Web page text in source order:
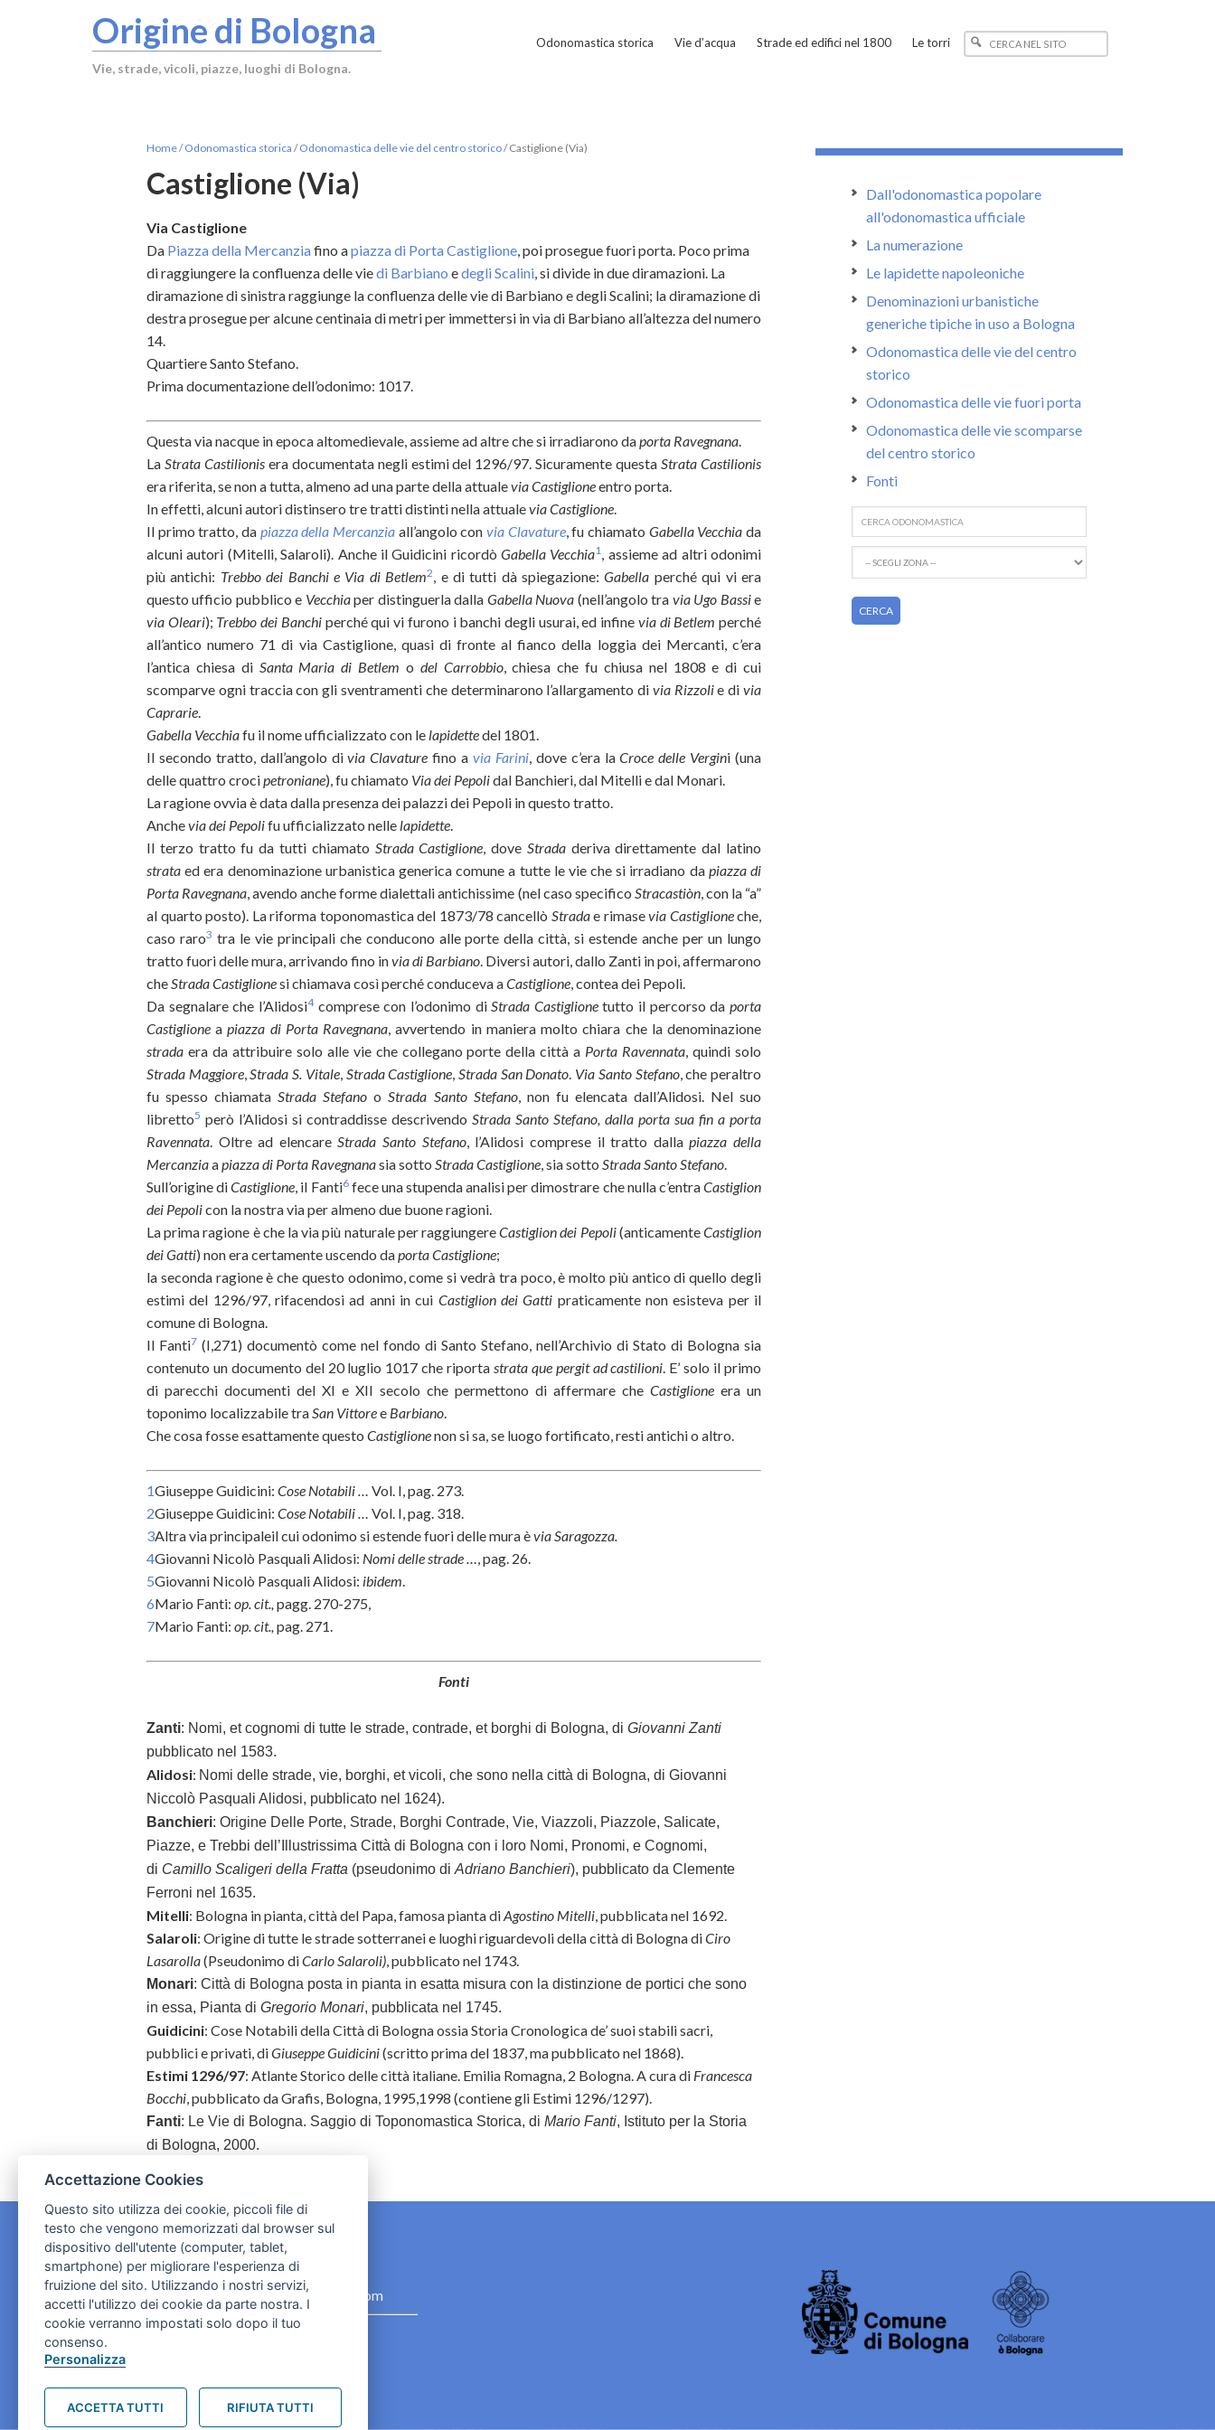
Origine di Bologna
Vie, strade, vicoli, piazze, luoghi di Bologna.
Odonomastica storica Vie d’acqua Strade ed edifici nel 1800 Le torri
Home/ Odonomastica storica / Odonomastica delle vie del centro storico/Castiglione (Via)
Castiglione (Via)
Via Castiglione
Da Piazza della Mercanziafino apiazza di Porta Castiglione, poi prosegue fuori porta. Poco prima
di raggiungere la confluenza delle viedi Barbiano edegli Scalini, si divide in due diramazioni. La
diramazione di sinistra raggiunge la confluenza delle vie di Barbiano e degli Scalini; la diramazione di
destra prosegue per alcune centinaia di metri per immettersi in via di Barbiano all’altezza del numero
14.
Quartiere Santo Stefano.
Prima documentazione dell’odonimo: 1017.
Questa via nacque in epoca altomedievale, assieme ad altre che si irradiarono daporta Ravegnana.
La Strata Castilionisera documentata negli estimi del 1296/97. Sicuramente questaStrata Castilionis
era riferita, se non a tutta, almeno ad una parte della attualevia Castiglioneentro porta.
In effetti, alcuni autori distinsero tre tratti distinti nella attualevia Castiglione.
Il primo tratto, da piazza della Mercanzia all’angolo convia Clavature, fu chiamato Gabella Vecchia da
alcuni autori (Mitelli, Salaroli). Anche il Guidicini ricordòGabella Vecchia1, assieme ad altri odonimi
più antichi: Trebbo dei Banchi e Via di Betlem2, e di tutti dà spiegazione:Gabella perché qui vi era
questo ufficio pubblico e Vecchiaper distinguerla dalla Gabella Nuova (nell’angolo tra via Ugo Bassie
via Oleari); Trebbo dei Banchiperché qui vi furono i banchi degli usurai, ed infine via di Betlem perché
all’antico numero 71 di via Castiglione, quasi di fronte al fianco della loggia dei Mercanti, c’era
l’antica chiesa di Santa Maria di Betlem o del Carrobbio, chiesa che fu chiusa nel 1808 e di cui
scomparve ogni traccia con gli sventramenti che determinarono l’allargamento di via Rizzolie divia
Caprarie.
Gabella Vecchiafu il nome ufficializzato con le lapidettedel 1801.
Il secondo tratto, dall’angolo divia Clavature fino a via Farini, dove c’era laCroce delle Vergini (una
delle quattro crocipetroniane), fu chiamato Via dei Pepolidal Banchieri, dal Mitelli e dal Monari.
La ragione ovvia è data dalla presenza dei palazzi dei Pepoli in questo tratto.
Anchevia dei Pepolifu ufficializzato nelle lapidette.
Il terzo tratto fu da tutti chiamato Strada Castiglione, dove Stradaderiva direttamente dal latino
strata ed era denominazione urbanistica generica comune a tutte le vie che si irradiano da piazza di
Porta Ravegnana, avendo anche forme dialettali antichissime (nel caso specifico Stracastiòn, con la “a”
al quarto posto). La riforma toponomastica del 1873/78 cancellò Stradae rimasevia Castiglioneche,
caso raro3 tra le vie principali che conducono alle porte della città, si estende anche per un lungo
tratto fuori delle mura, arrivando fino invia di Barbiano. Diversi autori, dallo Zanti in poi, affermarono
cheStrada Castiglionesi chiamava così perché conduceva aCastiglione, contea dei Pepoli.
Da segnalare che l’Alidosi4comprese con l’odonimo diStrada Castiglionetutto il percorso daporta
Castiglione apiazza di Porta Ravegnana, avvertendo in maniera molto chiara che la denominazione
strada era da attribuire solo alle vie che collegano porte della città a Porta Ravennata, quindi solo
Strada Maggiore,Strada S. Vitale, Strada Castiglione,Strada San Donato. Via Santo Stefano, che peraltro
fu spesso chiamataStrada Stefano oStrada Santo Stefano, non fu elencata dall’Alidosi. Nel suo
libretto5 però l’Alidosi si contraddisse descrivendo Strada Santo Stefano, dalla porta sua fin a porta
Ravennata. Oltre ad elencareStrada Santo Stefano, l’Alidosi comprese il tratto dallapiazza della
Mercanziaapiazza di Porta Ravegnanasia sotto Strada Castiglione, sia sotto Strada Santo Stefano.
Sull’origine diCastiglione, il Fanti6fece una stupenda analisi per dimostrare che nulla c’entraCastiglion
dei Pepolicon la nostra via per almeno due buone ragioni.
La prima ragione è che la via più naturale per raggiungereCastiglion dei Pepoli(anticamenteCastiglion
dei Gatti) non era certamente uscendo daporta Castiglione;
la seconda ragione è che questo odonimo, come si vedrà tra poco, è molto più antico di quello degli
estimi del 1296/97, rifacendosi ad anni in cui Castiglion dei Gatti praticamente non esisteva per il
comune di Bologna.
Il Fanti7 (I,271) documentò come nel fondo di Santo Stefano, nell’Archivio di Stato di Bologna sia
contenuto un documento del 20 luglio 1017 che riporta strata que pergit ad castilioni. E’ solo il primo
di parecchi documenti del XI e XII secolo che permettono di affermare che Castiglione era un
toponimo localizzabile traSan Vittoree Barbiano.
Che cosa fosse esattamente questo Castiglionenon si sa, se luogo fortificato, resti antichi o altro.
1Giuseppe Guidicini: Cose Notabili … Vol. I, pag. 273.
2Giuseppe Guidicini: Cose Notabili … Vol. I, pag. 318.
3Altra via principaleil cui odonimo si estende fuori delle mura èvia Saragozza.
4Giovanni Nicolò Pasquali Alidosi: Nomi delle strade …, pag. 26.
5Giovanni Nicolò Pasquali Alidosi: ibidem.
6Mario Fanti: op. cit., pagg. 270-275,
7Mario Fanti: op. cit., pag. 271.
Fonti
Zanti: Nomi, et cognomi di tutte le strade, contrade, et borghi di Bologna, di Giovanni Zanti
pubblicato nel 1583.
Alidosi: Nomi delle strade, vie, borghi, et vicoli, che sono nella città di Bologna, di Giovanni
Niccolò Pasquali Alidosi, pubblicato nel 1624).
Banchieri: Origine Delle Porte, Strade, Borghi Contrade, Vie, Viazzoli, Piazzole, Salicate,
Piazze, e Trebbi dell’Illustrissima Città di Bologna con i loro Nomi, Pronomi, e Cognomi,
di Camillo Scaligeri della Fratta (pseudonimo di Adriano Banchieri), pubblicato da Clemente
Ferroni nel 1635.
Mitelli: Bologna in pianta, città del Papa, famosa pianta diAgostino Mitelli, pubblicata nel 1692.
Salaroli: Origine di tutte le strade sotterranei e luoghi riguardevoli della città di Bologna diCiro
Lasarolla(Pseudonimo diCarlo Salaroli), pubblicato nel 1743.
Monari: Città di Bologna posta in pianta in esatta misura con la distinzione de portici che sono
in essa, Pianta di Gregorio Monari, pubblicata nel 1745.
Guidicini: Cose Notabili della Città di Bologna ossia Storia Cronologica de’ suoi stabili sacri,
pubblici e privati, diGiuseppe Guidicini(scritto prima del 1837, ma pubblicato nel 1868).
Estimi 1296/97: Atlante Storico delle città italiane. Emilia Romagna, 2 Bologna. A cura di Francesca
Bocchi, pubblicato da Grafis, Bologna, 1995,1998 (contiene gli Estimi 1296/1297).
Fanti: Le Vie di Bologna. Saggio di Toponomastica Storica, di Mario Fanti, Istituto per la Storia
di Bologna, 2000.
Dall'odonomastica popolare
all'odonomastica ufficiale
La numerazione
Le lapidette napoleoniche
Denominazioni urbanistiche
generiche tipiche in uso a Bologna
Odonomastica delle vie del centro
storico
Odonomastica delle vie fuori porta
Odonomastica delle vie scomparse
del centro storico
Fonti
CONTATTI
contact.originebologna@gmail.com
Cookies e informativa privacy
Accettazione Cookies
Questo sito utilizza dei cookie, piccoli file di
testo che vengono memorizzati dal browser sul
dispositivo dell'utente (computer, tablet,
smartphone) per migliorare l'esperienza di
fruizione del sito. Utilizzando i nostri servizi,
accetti l'utilizzo dei cookie da parte nostra. I
cookie verranno impostati solo dopo il tuo
consenso.
Personalizza
ACCETTA TUTTI RIFIUTA TUTTI